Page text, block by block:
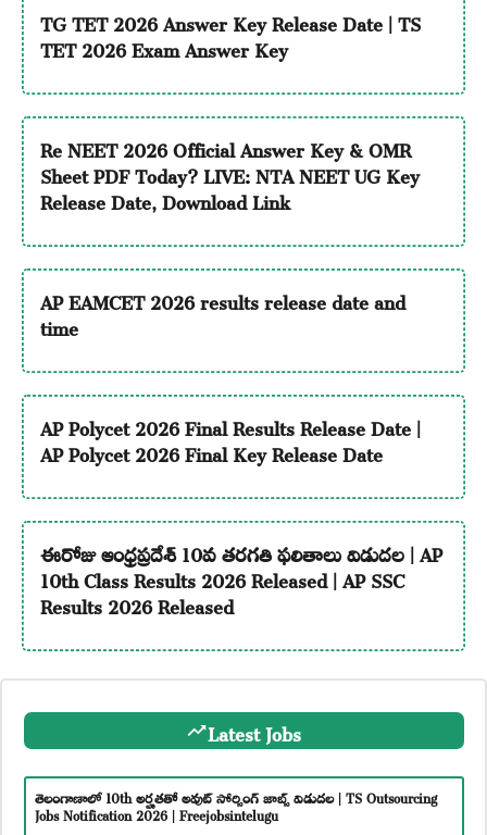
TG TET 2026 Answer Key Release Date | TS
TET 2026 Exam Answer Key
Re NEET 2026 Official Answer Key & OMR
Sheet PDF Today? LIVE: NTA NEET UG Key
Release Date, Download Link
AP EAMCET 2026 results release date and
time
AP Polycet 2026 Final Results Release Date |
AP Polycet 2026 Final Key Release Date
ఈరోజు ఆంధ్రప్రదేశ్ 10వ తరగతి ఫలితాలు విడుదల | AP
10th Class Results 2026 Released | AP SSC
Results 2026 Released
Latest Jobs
తెలంగాణాలో 10th అర్హతతో అవుట్ సోర్సింగ్ జాబ్స్ విడుదల | TS Outsourcing
Jobs Notification 2026 | Freejobsintelugu